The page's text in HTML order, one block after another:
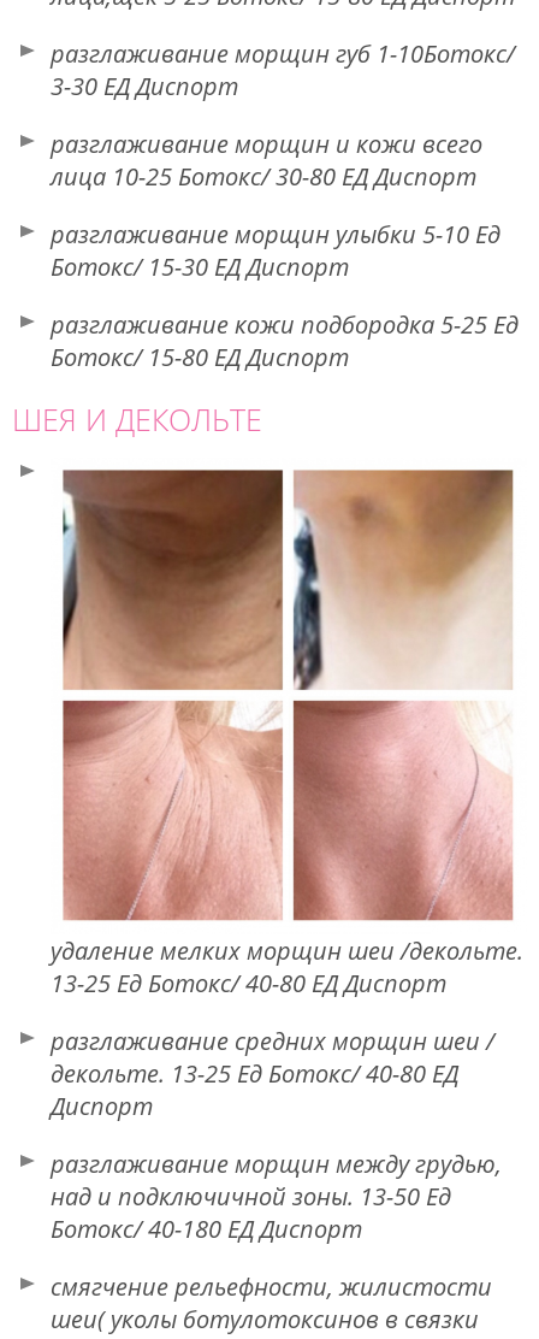
разглаживание морщин губ 1-10Ботокс/
3-30 ЕД Диспорт
разглаживание морщин и кожи всего
лица 10-25 Ботокс/ 30-80 ЕД Диспорт
разглаживание морщин улыбки 5-10 Ед
Ботокс/ 15-30 ЕД Диспорт
разглаживание кожи подбородка 5-25 Ед
Ботокс/ 15-80 ЕД Диспорт
ШЕЯ И ДЕКОЛЬТЕ
удаление мелких морщин шеи /декольте.
13-25 Ед Ботокс/40-80 ЕД Диспорт
разглаживание средних морщин шеи /
декольте. 13-25 Ед Ботокс/ 40-80 ЕД
Диспорт
разглаживание морщин между грудью,
над и подключичной зоны. 13-50 Ед
Ботокс/ 40-180 ЕД Диспорт
смягчение рельефности, жилистости
шеи( уколы ботулотоксинов в связки